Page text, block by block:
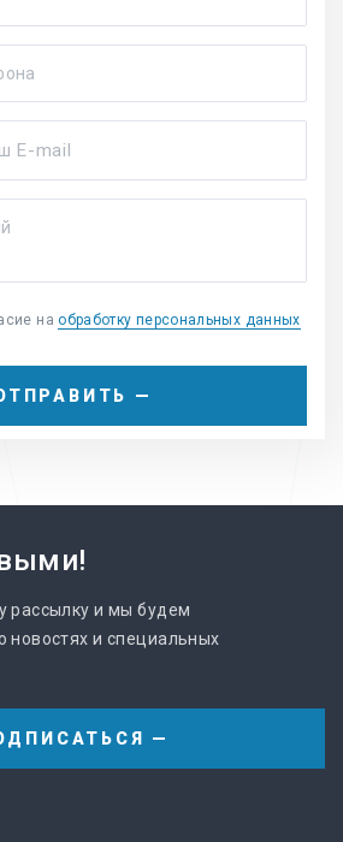
наобработку персональных данных
—
рассылку и мы будем
новостях и специальных
—